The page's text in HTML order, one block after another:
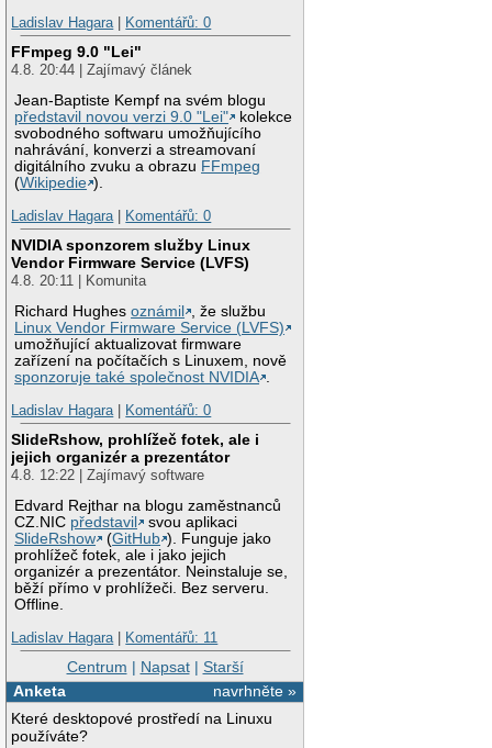
Ladislav Hagara| Komentářů: 0
FFmpeg 9.0 "Lei"
4.8. 20:44 | Zajímavý článek
Jean-Baptiste Kempf na svém blogu
představil novou verzi 9.0 "Lei"
kolekce
svobodného softwaru umožňujícího
nahrávání, konverzi a streamovaní
digitálního zvuku a obrazu FFmpeg
(Wikipedie ).
Ladislav Hagara| Komentářů: 0
NVIDIA sponzorem služby Linux
Vendor Firmware Service (LVFS)
4.8. 20:11 | Komunita
Richard Hughesoznámil
, že službu
Linux Vendor Firmware Service (LVFS)
umožňující aktualizovat firmware
zařízení na počítačích s Linuxem, nově
sponzoruje také společnost NVIDIA .
Ladislav Hagara| Komentářů: 0
SlideRshow, prohlížeč fotek, ale i
jejich organizér a prezentátor
4.8. 12:22 | Zajímavý software
Edvard Rejthar na blogu zaměstnanců
CZ.NIC představil
svou aplikaci
SlideRshow
(GitHub ). Funguje jako
prohlížeč fotek, ale i jako jejich
organizér a prezentátor. Neinstaluje se,
běží přímo v prohlížeči. Bez serveru.
Offline.
Ladislav Hagara| Komentářů: 11
Centrum | Napsat| Starší
navrhněte »
Anketa
Které desktopové prostředí na Linuxu
používáte?